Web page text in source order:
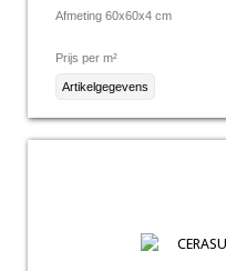
Afmeting 60x60x4 cm
Prijs per m²
Artikelgegevens